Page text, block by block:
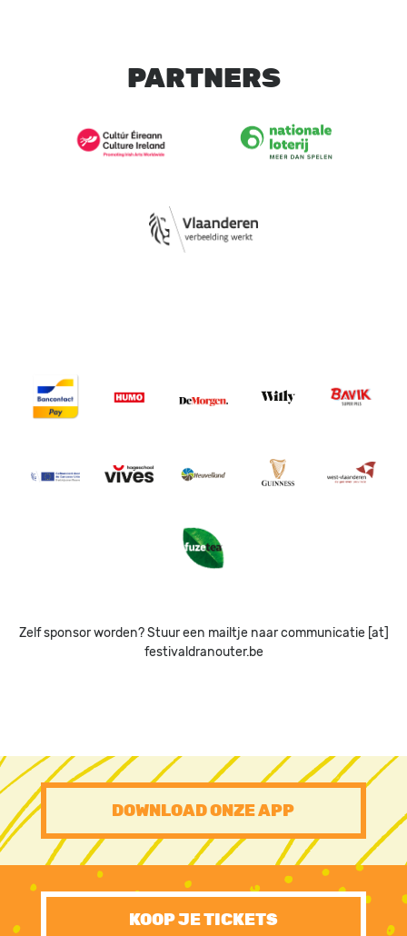
PARTNERS
Image Image
Image
Image
Image Image Image Image
Image Image Image Image Image
Image
Zelf sponsor worden? Stuur een mailtje naar communicatie [at]
festivaldranouter.be
PRE
FOOTER
CTA
DOWNLOAD ONZE APP
KOOP JE TICKETS